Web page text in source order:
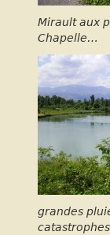
Mirault aux
Chapelle…
grandes